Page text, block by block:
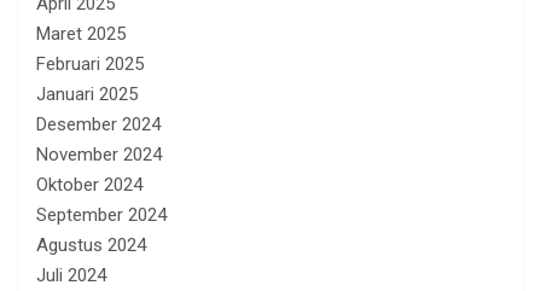
Maret 2025
Februari 2025
Januari 2025
Desember 2024
November 2024
Oktober 2024
September 2024
Agustus 2024
Juli 2024